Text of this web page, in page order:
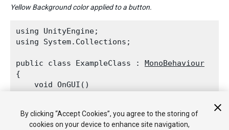
Yellow Background color applied to a button.
using UnityEngine;
using System.Collections;
public class ExampleClass : MonoBehaviour
{
    void OnGUI()
GUI.Button(new Rect(10, 10, 70, 30),
    }
By clicking “Accept Cookies”, you agree to the storing of
cookies on your device to enhance site navigation,